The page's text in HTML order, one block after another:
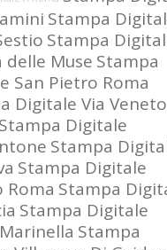
Stampa
Stampa
delle Muse Stampa
San Pietro Roma
Digitale Via Veneto
Stampa Digitale
Stampa
Stampa Digitale
Roma Stampa
Stampa Digitale
Stampa